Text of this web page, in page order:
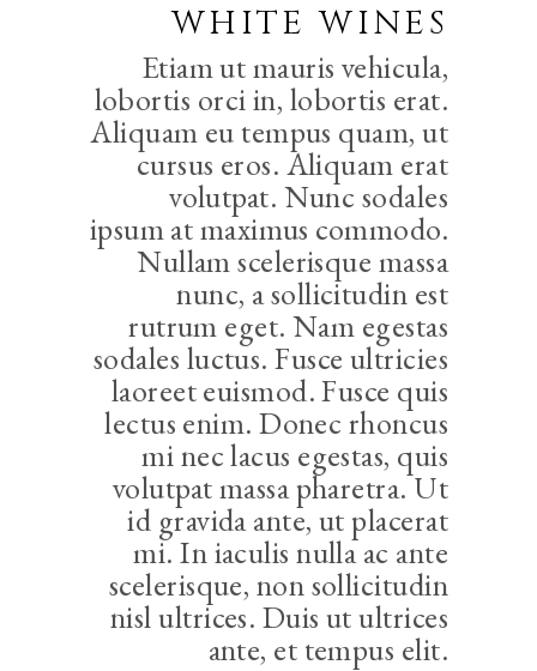
WHITE WINES
Etiam ut mauris vehicula,
lobortis orci in, lobortis erat.
Aliquam eu tempus quam, ut
cursus eros. Aliquam erat
volutpat. Nunc sodales
ipsum at maximus commodo.
Nullam scelerisque massa
nunc, a sollicitudin est
rutrum eget. Nam egestas
sodales luctus. Fusce ultricies
laoreet euismod. Fusce quis
lectus enim. Donec rhoncus
mi nec lacus egestas, quis
volutpat massa pharetra. Ut
id gravida ante, ut placerat
mi. In iaculis nulla ac ante
scelerisque, non sollicitudin
nisl ultrices. Duis ut ultrices
ante, et tempus elit.